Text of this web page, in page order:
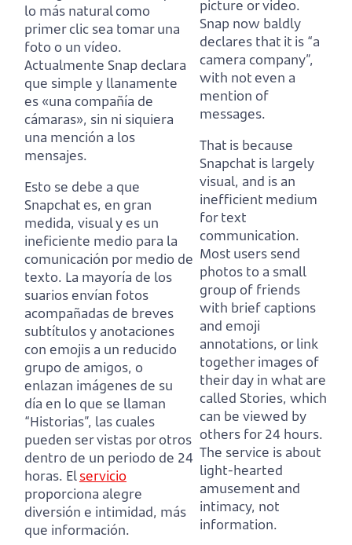
lo más natural como
primer clic sea tomar una
foto o un vídeo.
Actualmente Snap declara
que simple y llanamente
es «una compañía de
cámaras», sin ni siquiera
una mención a los
mensajes.
Esto se debe a que
Snapchat es, en gran
medida, visual y es un
ineficiente medio para la
comunicación por medio de
texto. La mayoría de los
suarios envían fotos
acompañadas de breves
subtítulos y anotaciones
con emojis a un reducido
grupo de amigos, o
enlazan imágenes de su
día en lo que se llaman
“Historias”, las cuales
pueden ser vistas por otros
dentro de un periodo de 24
horas. Elservicio
proporciona alegre
diversión e intimidad, más
que información.
picture or video.
Snap now baldly
declares that it is “a
camera company”,
with not even a
mention of
messages.
That is because
Snapchat is largely
visual, and is an
inefficient medium
for text
communication.
Most users send
photos to a small
group of friends
with brief captions
and emoji
annotations, or link
together images of
their day in what are
called Stories, which
can be viewed by
others for 24 hours.
The service is about
light-hearted
amusement and
intimacy, not
information.